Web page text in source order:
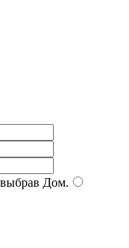
Дом.